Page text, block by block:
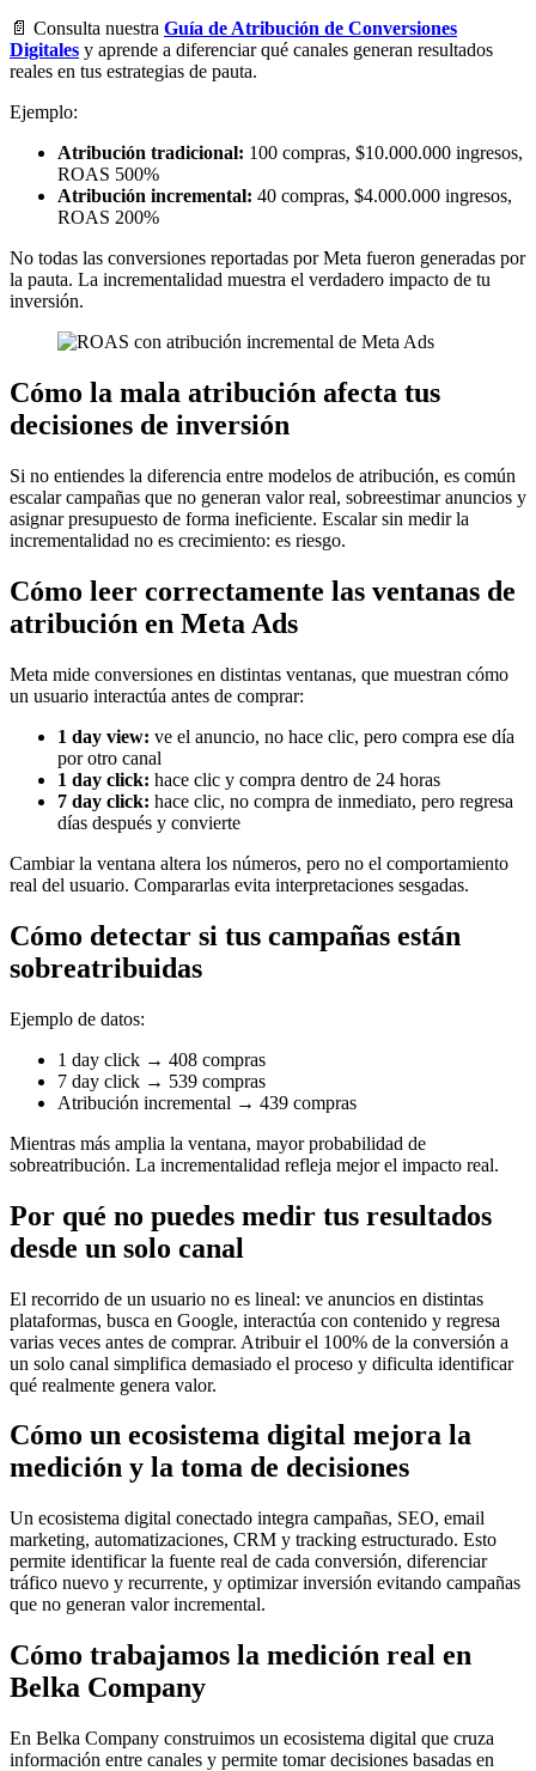
📄 Consulta nuestra Guía de Atribución de Conversiones
Digitales y aprende a diferenciar qué canales generan resultados
reales en tus estrategias de pauta.
Ejemplo:
Atribución tradicional: 100 compras, $10.000.000 ingresos,
ROAS 500%
Atribución incremental: 40 compras, $4.000.000 ingresos,
ROAS 200%
No todas las conversiones reportadas por Meta fueron generadas por
la pauta. La incrementalidad muestra el verdadero impacto de tu
inversión.
Cómo la mala atribución afecta tus
decisiones de inversión
Si no entiendes la diferencia entre modelos de atribución, es común
escalar campañas que no generan valor real, sobreestimar anuncios y
asignar presupuesto de forma ineficiente. Escalar sin medir la
incrementalidad no es crecimiento: es riesgo.
Cómo leer correctamente las ventanas de
atribución en Meta Ads
Meta mide conversiones en distintas ventanas, que muestran cómo
un usuario interactúa antes de comprar:
1 day view: ve el anuncio, no hace clic, pero compra ese día
por otro canal
1 day click: hace clic y compra dentro de 24 horas
7 day click: hace clic, no compra de inmediato, pero regresa
días después y convierte
Cambiar la ventana altera los números, pero no el comportamiento
real del usuario. Compararlas evita interpretaciones sesgadas.
Cómo detectar si tus campañas están
sobreatribuidas
Ejemplo de datos:
1 day click → 408 compras
7 day click → 539 compras
Atribución incremental → 439 compras
Mientras más amplia la ventana, mayor probabilidad de
sobreatribución. La incrementalidad refleja mejor el impacto real.
Por qué no puedes medir tus resultados
desde un solo canal
El recorrido de un usuario no es lineal: ve anuncios en distintas
plataformas, busca en Google, interactúa con contenido y regresa
varias veces antes de comprar. Atribuir el 100% de la conversión a
un solo canal simplifica demasiado el proceso y dificulta identificar
qué realmente genera valor.
Cómo un ecosistema digital mejora la
medición y la toma de decisiones
Un ecosistema digital conectado integra campañas, SEO, email
marketing, automatizaciones, CRM y tracking estructurado. Esto
permite identificar la fuente real de cada conversión, diferenciar
tráfico nuevo y recurrente, y optimizar inversión evitando campañas
que no generan valor incremental.
Cómo trabajamos la medición real en
Belka Company
En Belka Company construimos un ecosistema digital que cruza
información entre canales y permite tomar decisiones basadas en